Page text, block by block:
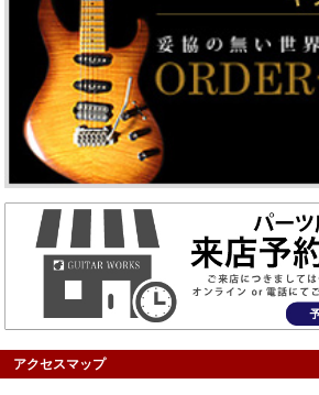
アクセスマップ